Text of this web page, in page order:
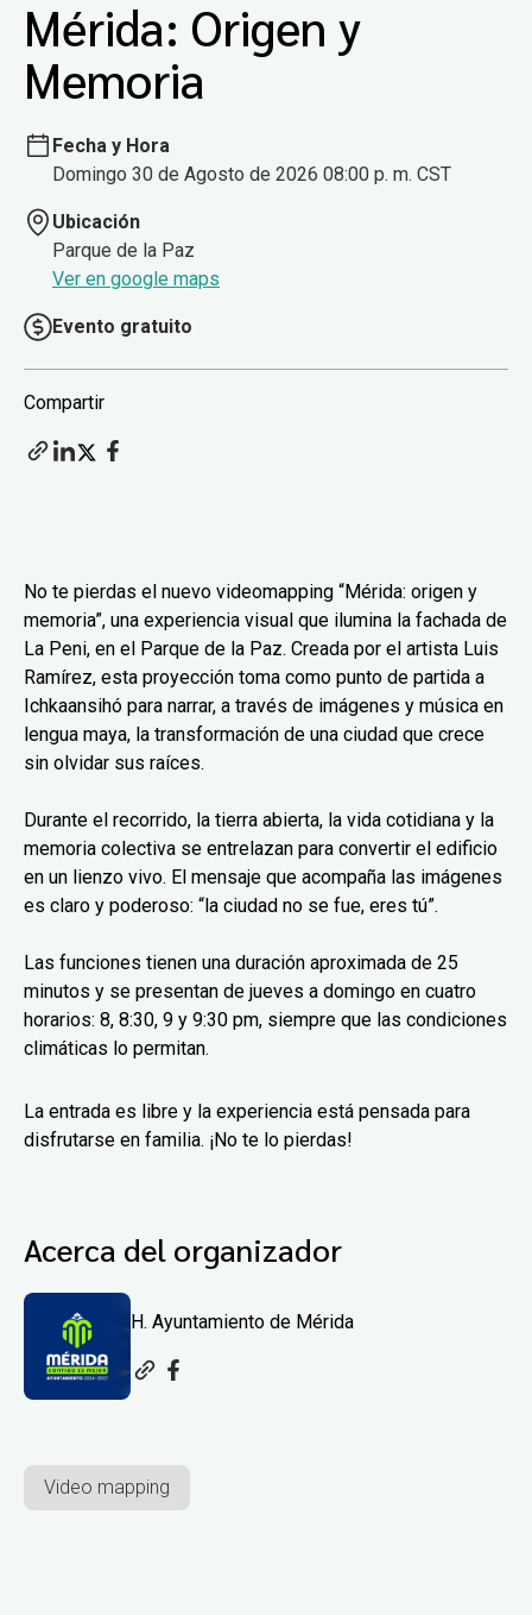
Mérida: Origen y
Memoria
Fecha y Hora
Domingo 30 de Agosto de 2026 08:00 p. m. CST
Ubicación
Parque de la Paz
Ver en google maps
Evento gratuito
Compartir
No te pierdas el nuevo videomapping “Mérida: origen y
memoria”, una experiencia visual que ilumina la fachada de
La Peni, en el Parque de la Paz. Creada por el artista Luis
Ramírez, esta proyección toma como punto de partida a
Ichkaansihó para narrar, a través de imágenes y música en
lengua maya, la transformación de una ciudad que crece
sin olvidar sus raíces.
Durante el recorrido, la tierra abierta, la vida cotidiana y la
memoria colectiva se entrelazan para convertir el edificio
en un lienzo vivo. El mensaje que acompaña las imágenes
es claro y poderoso: “la ciudad no se fue, eres tú”.
Las funciones tienen una duración aproximada de 25
minutos y se presentan de jueves a domingo en cuatro
horarios: 8, 8:30, 9 y 9:30 pm, siempre que las condiciones
climáticas lo permitan.
La entrada es libre y la experiencia está pensada para
disfrutarse en familia. ¡No te lo pierdas!
Acerca del organizador
H. Ayuntamiento de Mérida
Video mapping